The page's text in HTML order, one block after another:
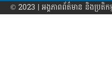
© 2023 | អង្គភាព​ព័ត៌មាន​ និងប្រតិ